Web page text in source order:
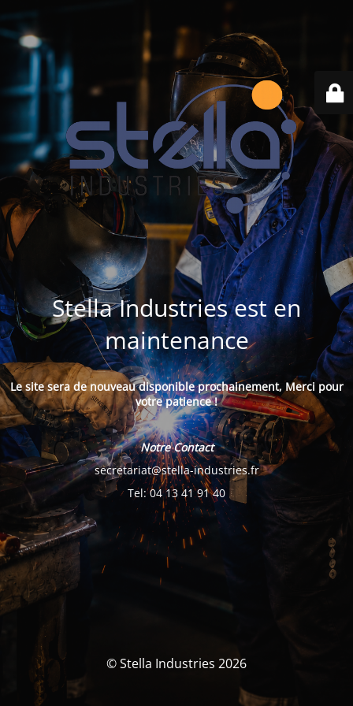
Stella Industries est en
maintenance
Le site sera de nouveau disponible prochainement, Merci pour
votre patience !
Notre Contact
secretariat@stella-industries.fr
Tel: 04 13 41 91 40
© Stella Industries 2026